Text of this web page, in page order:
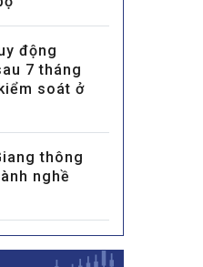
động
7 tháng
soát ở
thông
nghề